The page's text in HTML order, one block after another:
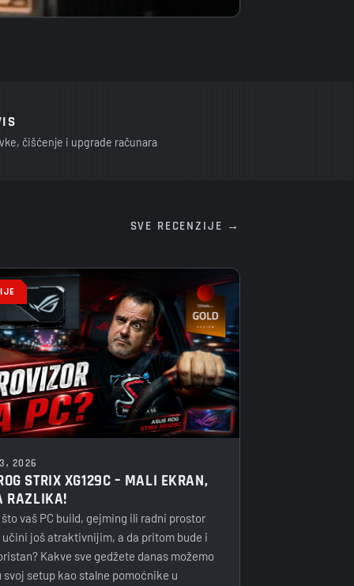
čišćenje i upgrade računara
SVE RECENZIJE →
2026
STRIX XG129C – MALI EKRAN,
RAZLIKA!
vaš PC build, gejming ili radni prostor
učini još atraktivnijim, a da pritom bude i
Kakve sve gedžete danas možemo
setup kao stalne pomoćnike u